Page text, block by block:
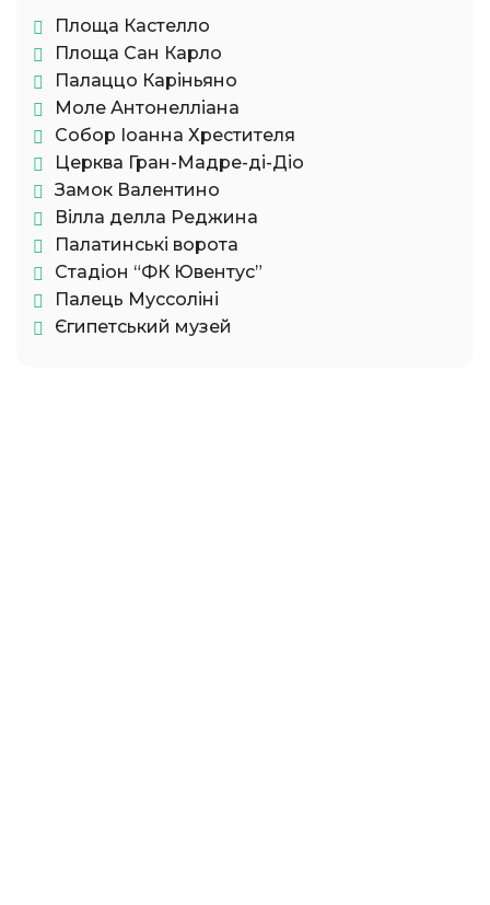
Площа Кастелло
Площа Сан Карло
Палаццо Каріньяно
Моле Антонелліана
Собор Іоанна Хрестителя
Церква Гран-Мадре-ді-Діо
Замок Валентино
Вілла делла Реджина
Палатинські ворота
Стадіон “ФК Ювентус”
Палець Муссоліні
Єгипетський музей